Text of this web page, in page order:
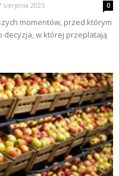
sierpnia 2025 0
momentów, przed którym
decyzja, w której przeplatają